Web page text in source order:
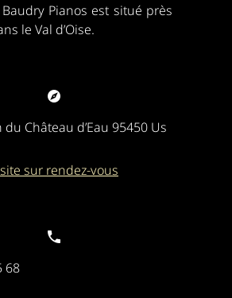
Baudry Pianos est situé près
le Val d’Oise.
du Château d’Eau 95450 Us
sur rendez-vous
68